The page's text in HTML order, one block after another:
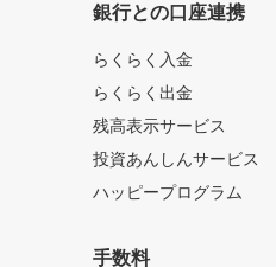
銀行との口座連携
らくらく入金
らくらく出金
残高表示サービス
投資あんしんサービス
ハッピープログラム
手数料